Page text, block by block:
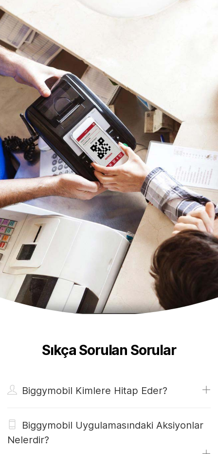
Sıkça Sorulan Sorular
Biggymobil Kimlere Hitap Eder?
Biggymobil Uygulamasındaki Aksiyonlar
Nelerdir?